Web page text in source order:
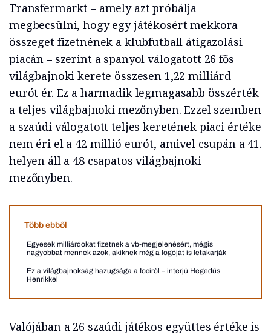
Transfermarkt – amely azt próbálja
megbecsülni, hogy egy játékosért mekkora
összeget fizetnének a klubfutball átigazolási
piacán – szerint a spanyol válogatott 26 fős
világbajnoki kerete összesen 1,22 milliárd
eurót ér. Ez a harmadik legmagasabb összérték
a teljes világbajnoki mezőnyben. Ezzel szemben
a szaúdi válogatott teljes keretének piaci értéke
nem éri el a 42 millió eurót, amivel csupán a 41.
helyen áll a 48 csapatos világbajnoki
mezőnyben.
Több ebből
Egyesek milliárdokat fizetnek a vb-megjelenésért, mégis
nagyobbat mennek azok, akiknek még a logóját is letakarják
Ez a világbajnokság hazugsága a fociról – interjú Hegedűs
Henrikkel
Valójában a 26 szaúdi játékos együttes értéke is